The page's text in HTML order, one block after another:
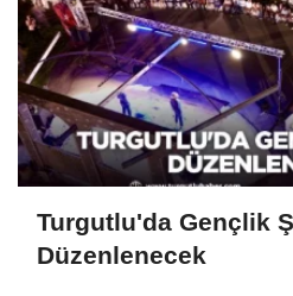
Turgutlu'da Gençlik
Düzenlenecek